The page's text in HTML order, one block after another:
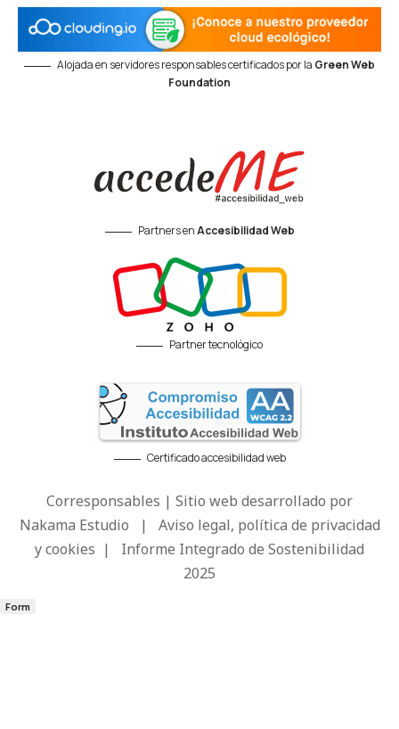
Alojada en servidores responsables certificados por la Green Web
Foundation
Partners enAccesibilidad Web
Partner tecnológico
Certificado accesibilidad web
Corresponsables | Sitio web desarrollado por
Nakama Estudio | Aviso legal, política de privacidad
y cookies | Informe Integrado de Sostenibilidad
2025
Form